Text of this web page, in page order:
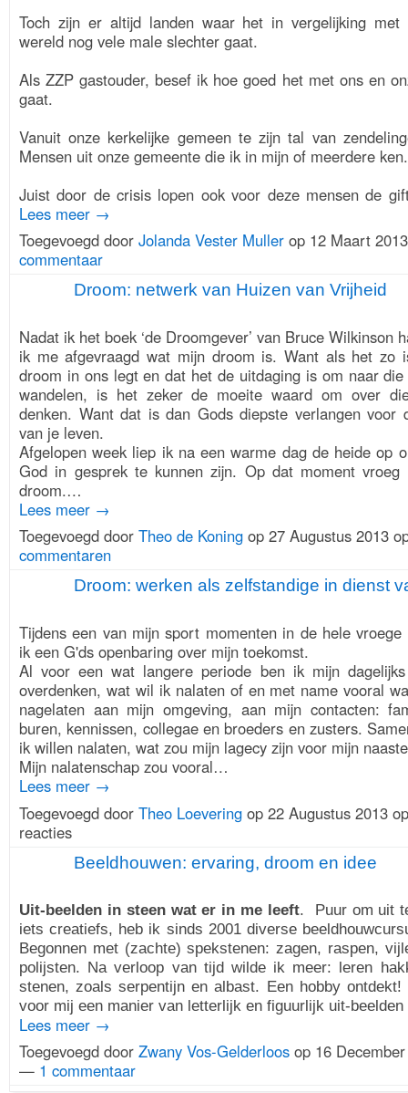
Toch zijn er altijd landen waar het in vergelijking met
wereld nog vele male slechter gaat.
Als ZZP gastouder, besef ik hoe goed het met ons en
gaat.
Vanuit onze kerkelijke gemeen te zijn tal van
Mensen uit onze gemeente die ik in mijn of meerdere ken.
Juist door de crisis lopen ook voor deze mensen de
Lees meer →
Toegevoegd door Jolanda Vester Muller op 12 Maart
commentaar
Droom: netwerk van Huizen van Vrijheid
Nadat ik het boek ‘de Droomgever’ van Bruce Wilkinson
ik me afgevraagd wat mijn droom is. Want als het zo
droom in ons legt en dat het de uitdaging is om naar
wandelen, is het zeker de moeite waard om over
denken. Want dat is dan Gods diepste verlangen voor
van je leven.
Afgelopen week liep ik na een warme dag de heide op
God in gesprek te kunnen zijn. Op dat moment vroeg
droom.…
Lees meer →
Toegevoegd door Theo de Koning op 27 Augustus 2013
commentaren
Droom: werken als zelfstandige in dienst
Tijdens een van mijn sport momenten in de hele vroege
ik een G'ds openbaring over mijn toekomst.
Al voor een wat langere periode ben ik mijn
overdenken, wat wil ik nalaten of en met name vooral
nagelaten aan mijn omgeving, aan mijn contacten:
buren, kennissen, collegae en broeders en zusters.
ik willen nalaten, wat zou mijn lagecy zijn voor mijn
Mijn nalatenschap zou vooral…
Lees meer →
Toegevoegd door Theo Loevering op 22 Augustus 2013
reacties
Beeldhouwen: ervaring, droom en idee
Uit-beelden in steen wat er in me leeft. Puur om uit
iets creatiefs, heb ik sinds 2001 diverse
Begonnen met (zachte) spekstenen: zagen, raspen,
polijsten. Na verloop van tijd wilde ik meer: leren
stenen, zoals serpentijn en albast. Een hobby
voor mij een manier van letterlijk en figuurlijk uit-
Lees meer →
Toegevoegd door Zwany Vos-Gelderloos op 16
— 1 commentaar